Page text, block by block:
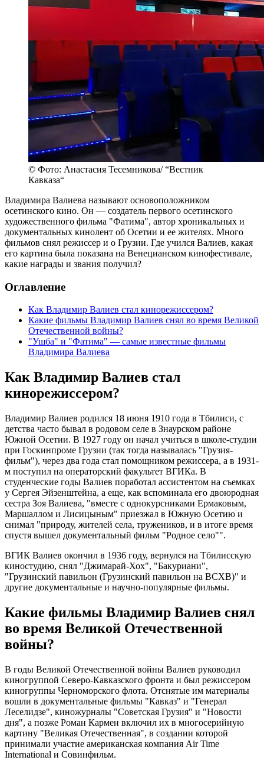
© Фото: Анастасия Тесемникова/ “Вестник
Кавказа“
Владимира Валиева называют основоположником
осетинского кино. Он — создатель первого осетинского
художественного фильма "Фатима", автор хроникальных и
документальных кинолент об Осетии и ее жителях. Много
фильмов снял режиссер и о Грузии. Где учился Валиев, какая
его картина была показана на Венецианском кинофестивале,
какие награды и звания получил?
Оглавление
Как Владимир Валиев стал кинорежиссером?
Какие фильмы Владимир Валиев снял во время Великой
Отечественной войны?
"Ушба" и "Фатима" — самые известные фильмы
Владимира Валиева
Как Владимир Валиев стал
кинорежиссером?
Владимир Валиев родился 18 июня 1910 года в Тбилиси, с
детства часто бывал в родовом селе в Знаурском районе
Южной Осетии. В 1927 году он начал учиться в школе-студии
при Госкинпроме Грузии (так тогда называлась "Грузия-
фильм"), через два года стал помощником режиссера, а в 1931-
м поступил на операторский факультет ВГИКа. В
студенческие годы Валиев поработал ассистентом на съемках
у Сергея Эйзенштейна, а еще, как вспоминала его двоюродная
сестра Зоя Валиева, "вместе с однокурсниками Ермаковым,
Маршаллом и Лисицыным" приезжал в Южную Осетию и
снимал "природу, жителей села, тружеников, и в итоге время
спустя вышел документальный фильм "Родное село"".
ВГИК Валиев окончил в 1936 году, вернулся на Тбилисскую
киностудию, снял "Джимарай-Хох", "Бакуриани",
"Грузинский павильон (Грузинский павильон на ВСХВ)" и
другие документальные и научно-популярные фильмы.
Какие фильмы Владимир Валиев снял
во время Великой Отечественной
войны?
В годы Великой Отечественной войны Валиев руководил
киногруппой Северо-Кавказского фронта и был режиссером
киногруппы Черноморского флота. Отснятые им материалы
вошли в документальные фильмы "Кавказ" и "Генерал
Леселидзе", киножурналы "Советская Грузия" и "Новости
дня", а позже Роман Кармен включил их в многосерийную
картину "Великая Отечественная", в создании которой
принимали участие американская компания Air Time
International и Совинфильм.